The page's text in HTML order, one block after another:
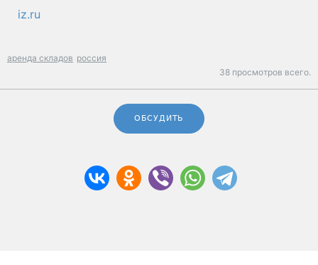
iz.ru
аренда складов россия
38 просмотров всего.
ОБСУДИТЬ